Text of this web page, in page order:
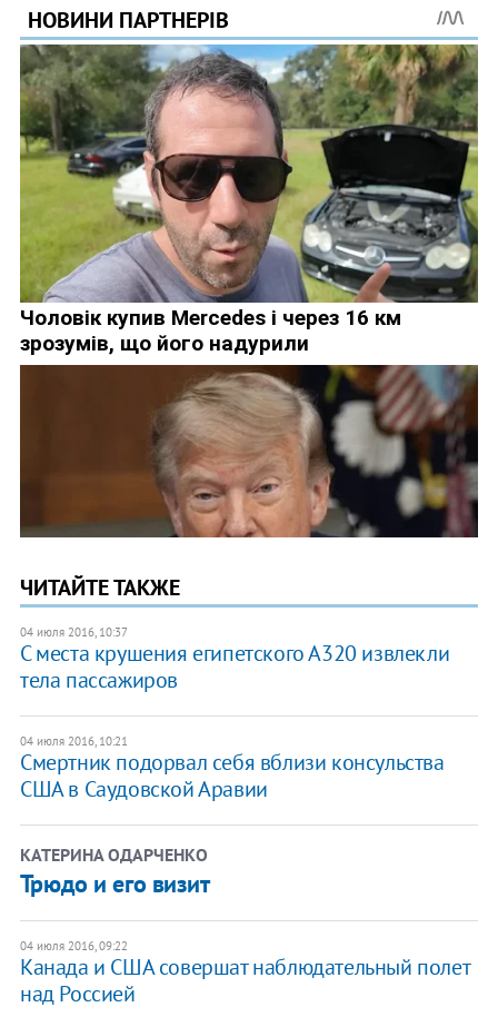
ЧИТАЙТЕ ТАКЖЕ
04 июля 2016, 10:37
С места крушения египетского А320 извлекли
тела пассажиров
04 июля 2016, 10:21
Смертник подорвал себя вблизи консульства
США в Саудовской Аравии
КАТЕРИНА ОДАРЧЕНКО
Трюдо и его визит
04 июля 2016, 09:22
Канада и США совершат наблюдательный полет
над Россией